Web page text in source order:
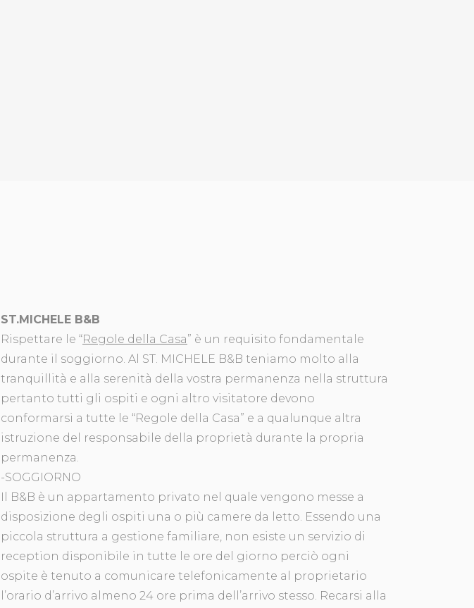
ST.MICHELE B&B
Rispettare le “Regole della Casa” è un requisito fondamentale
durante il soggiorno. Al ST. MICHELE B&B teniamo molto alla
tranquillità e alla serenità della vostra permanenza nella struttura
pertanto tutti gli ospiti e ogni altro visitatore devono
conformarsi a tutte le “Regole della Casa” e a qualunque altra
istruzione del responsabile della proprietà durante la propria
permanenza.
-SOGGIORNO
Il B&B è un appartamento privato nel quale vengono messe a
disposizione degli ospiti una o più camere da letto. Essendo una
piccola struttura a gestione familiare, non esiste un servizio di
reception disponibile in tutte le ore del giorno perciò ogni
ospite è tenuto a comunicare telefonicamente al proprietario
l’orario d’arrivo almeno 24 ore prima dell’arrivo stesso. Recarsi alla